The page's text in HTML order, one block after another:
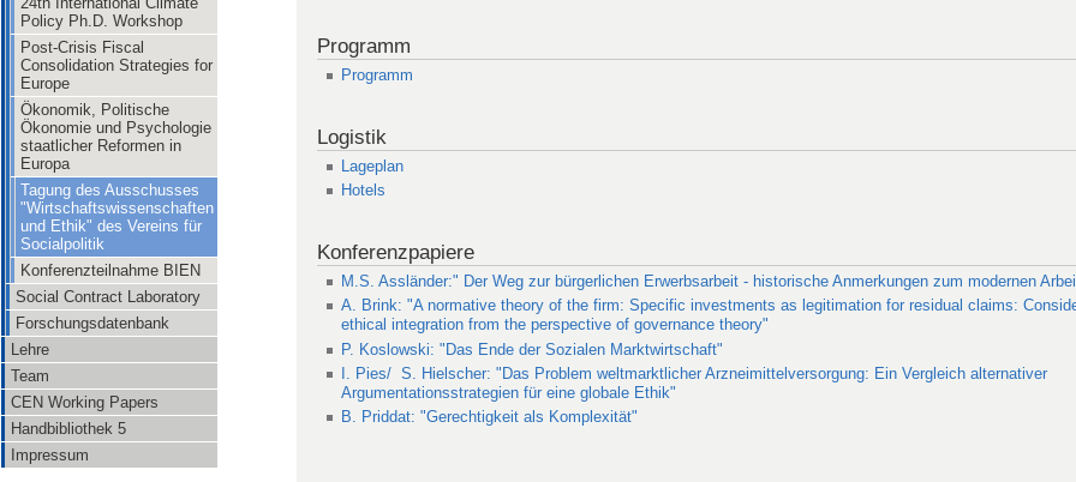
Policy Ph.D. Workshop
Post-Crisis Fiscal
Consolidation Strategies for
Europe
Ökonomik, Politische
Ökonomie und Psychologie
staatlicher Reformen in
Europa
Tagung des Ausschusses
"Wirtschaftswissenschaften
und Ethik" des Vereins für
Socialpolitik
Konferenzteilnahme BIEN
Social Contract Laboratory
Forschungsdatenbank
Lehre
Team
CEN Working Papers
Handbibliothek 5
Impressum
Programm
Programm
Logistik
Lageplan
Hotels
Konferenzpapiere
M.S. Assländer:" Der Weg zur bürgerlichen Erwerbsarbeit - historische Anmerkungen zum modernen
A. Brink: "A normative theory of the firm: Specific investments as legitimation for residual claims:
ethical integration from the perspective of governance theory"
P. Koslowski: "Das Ende der Sozialen Marktwirtschaft"
I. Pies/ S. Hielscher: "Das Problem weltmarktlicher Arzneimittelversorgung: Ein Vergleich alternativer
Argumentationsstrategien für eine globale Ethik"
B. Priddat: "Gerechtigkeit als Komplexität"